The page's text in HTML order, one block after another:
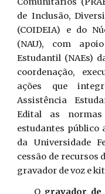
de Inclusão,
(COIDEIA) e do
(NAU), com
Estudantil (NAEs)
coordenação,
ações que
Assistência
Edital as
estudantes público
da Universidade
cessão de recursos
gravador de voz e
O gravador de